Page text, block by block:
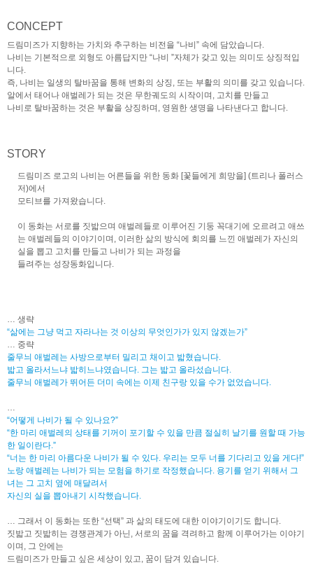
CONCEPT
드림미즈가 지향하는 가치와 추구하는 비전을 “나비” 속에 담았습니다.
나비는 기본적으로 외형도 아름답지만 “나비 ”자체가 갖고 있는 의미도 상징적입
니다.
즉, 나비는 일생의 탈바꿈을 통해 변화의 상징, 또는 부활의 의미를 갖고 있습니다.
알에서 태어나 애벌레가 되는 것은 무한궤도의 시작이며, 고치를 만들고
나비로 탈바꿈하는 것은 부활을 상징하며, 영원한 생명을 나타낸다고 합니다.
STORY
드림미즈 로고의 나비는 어른들을 위한 동화 [꽃들에게 희망을] (트리나 폴러스
저)에서
모티브를 가져왔습니다.
이 동화는 서로를 짓밟으며 애벌레들로 이루어진 기둥 꼭대기에 오르려고 애쓰
는 애벌레들의 이야기이며, 이러한 삶의 방식에 회의를 느낀 애벌레가 자신의
실을 뽑고 고치를 만들고 나비가 되는 과정을
들려주는 성장동화입니다.
… 생략
“삶에는 그냥 먹고 자라나는 것 이상의 무엇인가가 있지 않겠는가”
… 중략
줄무늬 애벌레는 사방으로부터 밀리고 채이고 밟혔습니다.
밟고 올라서느냐 밟히느냐였습니다. 그는 밟고 올라섰습니다.
줄무늬 애벌레가 뛰어든 더미 속에는 이제 친구랑 있을 수가 없었습니다.
“어떻게 나비가 될 수 있나요?”
“한 마리 애벌레의 상태를 기꺼이 포기할 수 있을 만큼 절실히 날기를 원할 때 가능
한 일이란다.”
“너는 한 마리 아름다운 나비가 될 수 있다. 우리는 모두 너를 기다리고 있을 게다!”
노랑 애벌레는 나비가 되는 모험을 하기로 작정했습니다. 용기를 얻기 위해서 그
녀는 그 고치 옆에 매달려서
자신의 실을 뽑아내기 시작했습니다.
… 그래서 이 동화는 또한 “선택” 과 삶의 태도에 대한 이야기이기도 합니다.
짓밟고 짓밟히는 경쟁관계가 아닌, 서로의 꿈을 격려하고 함께 이루어가는 이야기
이며, 그 안에는
드림미즈가 만들고 싶은 세상이 있고, 꿈이 담겨 있습니다.